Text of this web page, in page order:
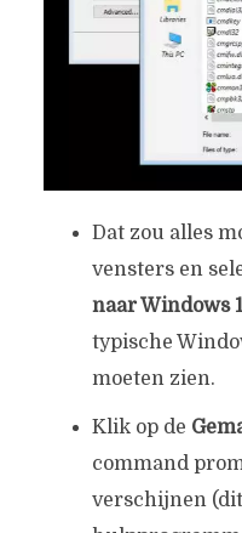
Dat zou alles
vensters en
naar Windows
typische
moeten zien.
Klik op de
command
verschijnen